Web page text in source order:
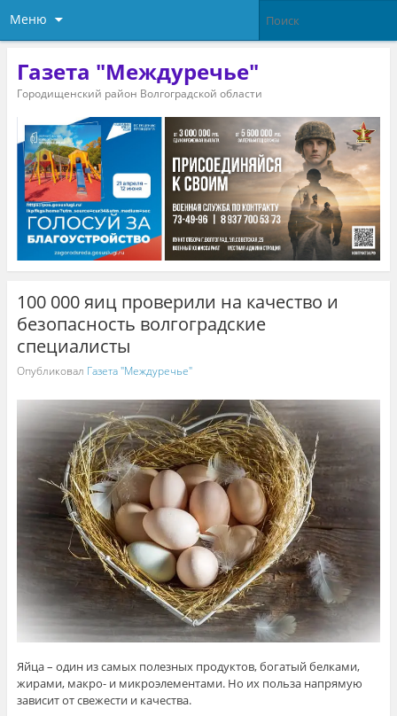
Меню
Газета "Междуречье"
Городищенский район Волгоградской области
100 000 яиц проверили на качество и
безопасность волгоградские
специалисты
Опубликовал Газета "Междуречье"
Яйца – один из самых полезных продуктов, богатый белками,
жирами, макро- и микроэлементами. Но их польза напрямую
зависит от свежести и качества.